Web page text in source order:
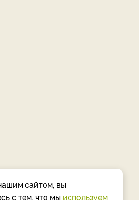
сайтом, вы
с тем, что мы используем